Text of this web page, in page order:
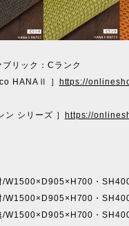
ブリック：Cランク
HANAⅡ ］
https://
ン シリーズ ］
https://
/W1500×D905×H700・
/W1500×D905×H700・
/W1500×D905×H700・